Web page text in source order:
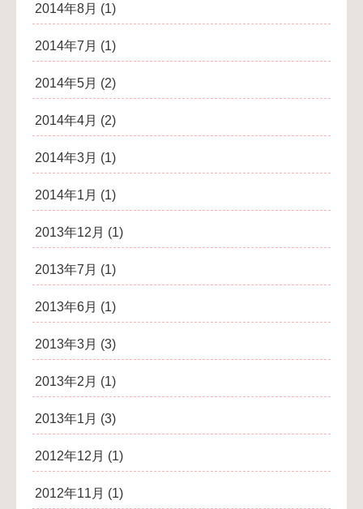
2014年8月 (1)
2014年7月 (1)
2014年5月 (2)
2014年4月 (2)
2014年3月 (1)
2014年1月 (1)
2013年12月 (1)
2013年7月 (1)
2013年6月 (1)
2013年3月 (3)
2013年2月 (1)
2013年1月 (3)
2012年12月 (1)
2012年11月 (1)